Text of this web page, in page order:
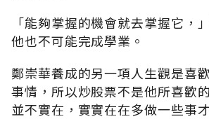
「能夠掌握的機會就去掌握它，
他也不可能完成學業。
鄭崇華養成的另一項人生觀是喜
事情，所以炒股票不是他所喜歡
並不實在，實實在在多做一些事